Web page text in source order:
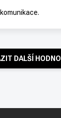
DALŠÍ